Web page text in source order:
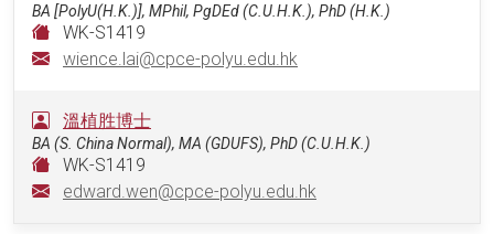
BA [PolyU(H.K.)], MPhil, PgDEd (C.U.H.K.), PhD (H.K.)
WK-S1419
wience.lai@cpce-polyu.edu.hk
溫植胜博士
BA (S. China Normal), MA (GDUFS), PhD (C.U.H.K.)
WK-S1419
edward.wen@cpce-polyu.edu.hk